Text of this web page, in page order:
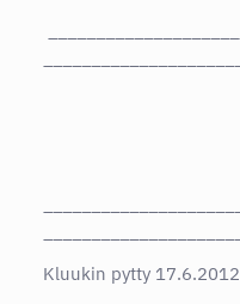
Kluukin pytty 17.6.2012